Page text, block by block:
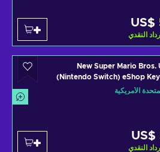
US$
النقدي
New Super Mario Bros.
(Nintendo Switch) eShop Key
الأمريكية
US$
النقدي